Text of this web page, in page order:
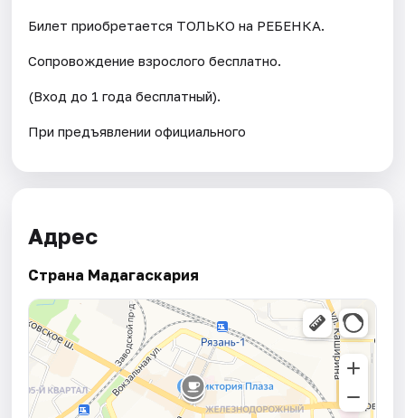
Билет приобретается ТОЛЬКО на РЕБЕНКА.
Сопровождение взрослого бесплатно.
(Вход до 1 года бесплатный).
При предъявлении официального
Адрес
Страна Мадагаскария